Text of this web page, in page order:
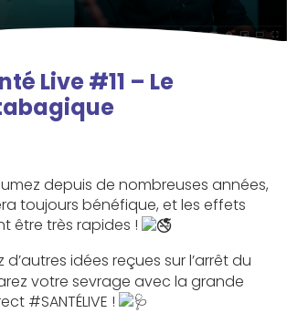
Live #11 – Le
depuis de nombreuses années,
toujours bénéfique, et les effets
être très rapides !
d’autres idées reçues sur l’arrêt du
votre sevrage avec la grande
#SANTÉLIVE !